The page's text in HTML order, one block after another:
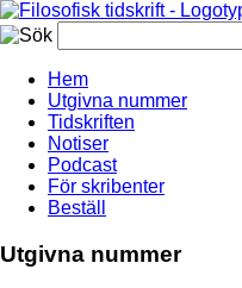
Hem
Utgivna nummer
Tidskriften
Notiser
Podcast
För skribenter
Beställ
Utgivna nummer